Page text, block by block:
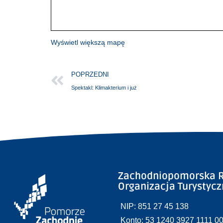
Wyświetl większą mapę
POPRZEDNI
Spektakl: Klimakterium i już
Zachodniopomorska
Organizacja
NIP: 851 27 45 138
Konto: 53 1240 3927 1111